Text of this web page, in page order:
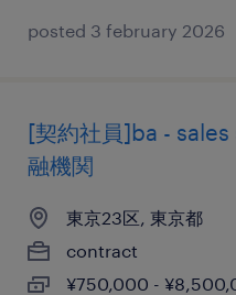
posted 3 february 2026
[契約社員]ba -
融機関
東京23区, 東京都
contract
¥750,000 -